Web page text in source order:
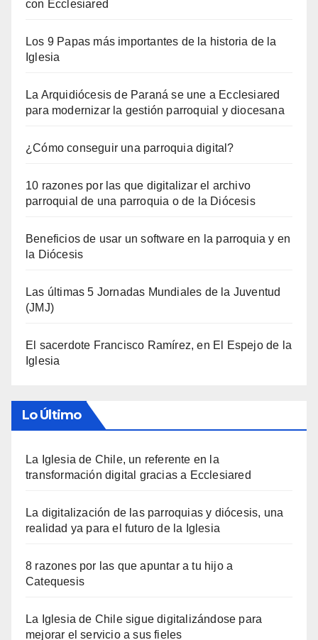
con Ecclesiared
Los 9 Papas más importantes de la historia de la
Iglesia
La Arquidiócesis de Paraná se une a Ecclesiared
para modernizar la gestión parroquial y diocesana
¿Cómo conseguir una parroquia digital?
10 razones por las que digitalizar el archivo
parroquial de una parroquia o de la Diócesis
Beneficios de usar un software en la parroquia y en
la Diócesis
Las últimas 5 Jornadas Mundiales de la Juventud
(JMJ)
El sacerdote Francisco Ramírez, en El Espejo de la
Iglesia
Lo Último
La Iglesia de Chile, un referente en la
transformación digital gracias a Ecclesiared
La digitalización de las parroquias y diócesis, una
realidad ya para el futuro de la Iglesia
8 razones por las que apuntar a tu hijo a
Catequesis
La Iglesia de Chile sigue digitalizándose para
mejorar el servicio a sus fieles